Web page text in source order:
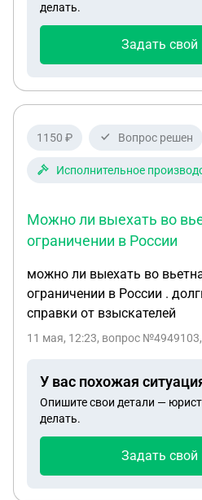
делать.
Задать свой
1150 ₽ Вопрос решен
Исполнительное
Можно ли выехать во
ограничении в России
можно ли выехать во
ограничении в России .
справки от взыскателей
11 мая, 12:23, вопрос
У вас похожая
Опишите свои детали —
делать.
Задать свой